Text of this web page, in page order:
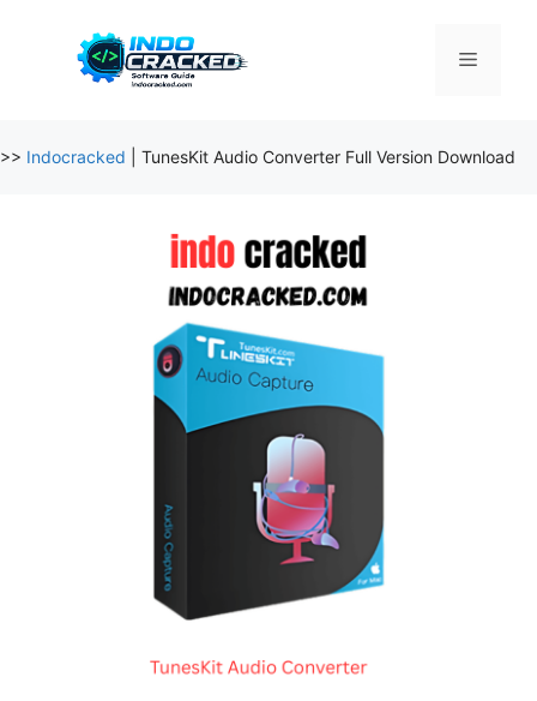
Menu
>> Indocracked TunesKit Audio Converter Full Version Download